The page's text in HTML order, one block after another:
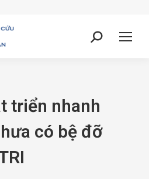
triển nhanh
có bệ đỡ